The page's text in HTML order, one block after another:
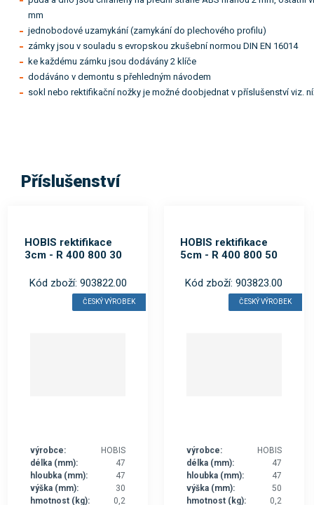
mm
jednobodové uzamykání (zamykání do plechového profilu)
zámky jsou v souladu s evropskou zkušební normou DIN EN 16014
ke každému zámku jsou dodávány 2 klíče
dodáváno v demontu s přehledným návodem
sokl nebo rektifikační nožky je možné doobjednat v příslušenství viz.
Příslušenství
HOBIS rektifikace
3cm - R 400 800 30
Kód zboží: 903822.00
ČESKÝ VÝROBEK
výrobce:
HOBIS
délka (mm):
47
hloubka (mm):
47
výška (mm):
30
hmotnost (kg):
0,2
HOBIS rektifikace
5cm - R 400 800 50
Kód zboží: 903823.00
ČESKÝ VÝROBEK
výrobce:
HOBIS
délka (mm):
47
hloubka (mm):
47
výška (mm):
50
hmotnost (kg):
0,2